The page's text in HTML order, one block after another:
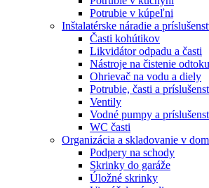
Potrubie v kúpeľni
Inštalatérske náradie a
Časti kohútikov
Likvidátor odpadu a časti
Nástroje na čistenie odtoku
Ohrievač na vodu a diely
Potrubie, časti a
Ventily
Vodné pumpy a
WC časti
Organizácia a skladovanie v
Podpery na schody
Skrinky do garáže
Úložné skrinky